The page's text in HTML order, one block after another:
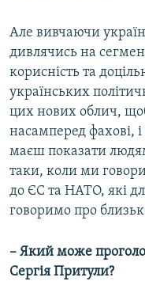
Але вивчаючи
дивлячись на
корисність та
українських
цих нових облич,
насамперед фахові,
маєш показати
таки, коли ми
до ЄС та НАТО, які
говоримо про
– Який може
Сергія Притули?